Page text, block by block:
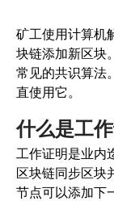
矿工使用计算机
块链添加新区块
常见的共识算法
直使用它。
什么是工
工作证明是业内
区块链同步区块
节点可以添加下